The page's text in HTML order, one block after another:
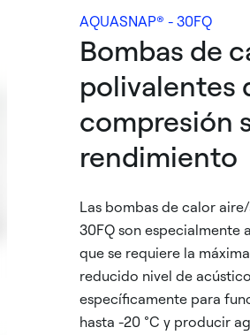
AQUASNAP® - 30FQ
Bombas de
polivalentes
compresión
rendimiento
Las bombas de calor
30FQ son especialmente
que se requiere la
reducido nivel de
específicamente para
hasta -20 °C y producir